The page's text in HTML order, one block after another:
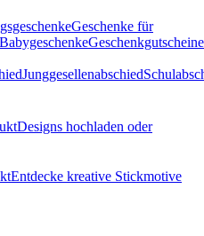
Geschenke für
BabygeschenkeGeschenkgutscheine
Junggesellenabschied
Designs hochladen oder
Entdecke kreative Stickmotive